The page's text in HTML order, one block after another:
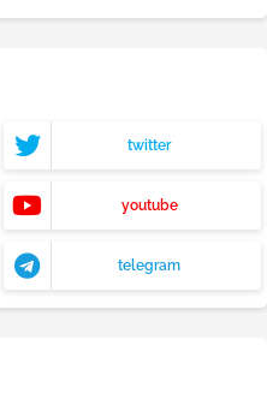
twitter
youtube
telegram